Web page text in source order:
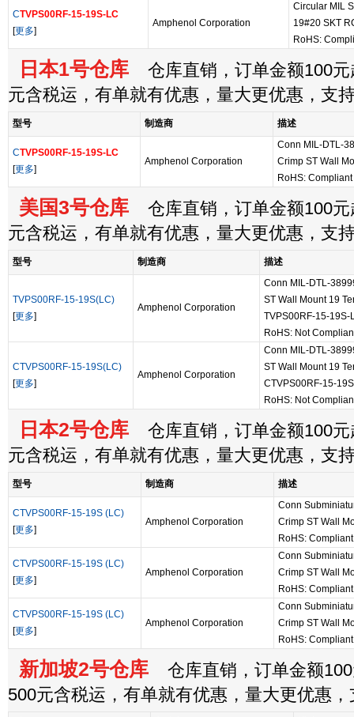
CTVPS00RF-15-19S-LC
[更多]
Amphenol Corporation
Circular MIL
19#20 SKT
RoHS:
日本1号仓库 仓库直销，订单金额100元
元含税运，有单就有优惠，量大更优惠，支
型号 制造商 描述
CTVPS00RF-15-19S-LC
[更多]
Amphenol Corporation
Conn MIL-DTL-
Crimp ST Wall
RoHS: Compliant
美国3号仓库 仓库直销，订单金额100元
元含税运，有单就有优惠，量大更优惠，支
型号 制造商 描述
TVPS00RF-15-19S(LC)
[更多]
Amphenol Corporation
Conn MIL-DTL-
ST Wall Mount 19
TVPS00RF-15-19S-
RoHS: Not
CTVPS00RF-15-19S(LC)
[更多]
Amphenol Corporation
Conn MIL-DTL-
ST Wall Mount 19
CTVPS00RF-15-
RoHS: Not
日本2号仓库 仓库直销，订单金额100元
元含税运，有单就有优惠，量大更优惠，支
型号 制造商 描述
CTVPS00RF-15-19S (LC)
[更多]
Amphenol Corporation
Conn
Crimp ST Wall
RoHS: Compliant
CTVPS00RF-15-19S (LC)
[更多]
Amphenol Corporation
Conn
Crimp ST Wall
RoHS: Compliant
CTVPS00RF-15-19S (LC)
[更多]
Amphenol Corporation
Conn
Crimp ST Wall
RoHS: Compliant
新加坡2号仓库 仓库直销，订单金额
500元含税运，有单就有优惠，量大更优惠